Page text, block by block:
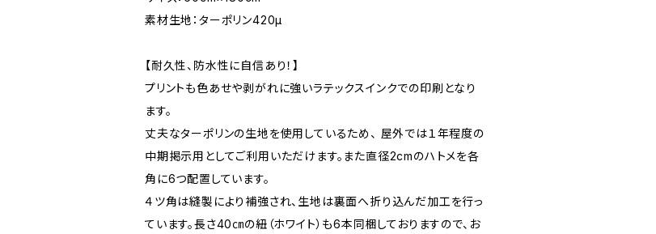
素材生地：ターポリン420μ
【耐久性、防水性に自信あり！】
プリントも色あせや剥がれに強いラテックスインクでの印刷となり
ます。
丈夫なターポリンの生地を使用しているため、 屋外では１年程度の
中期掲示用としてご利用いただけます。また直径2cmのハトメを各
角に6つ配置しています。
４ツ角は縫製により補強され、生地は裏面へ折り込んだ加工を行っ
ています。長さ40㎝の紐（ホワイト）も6本同梱しておりますので、お